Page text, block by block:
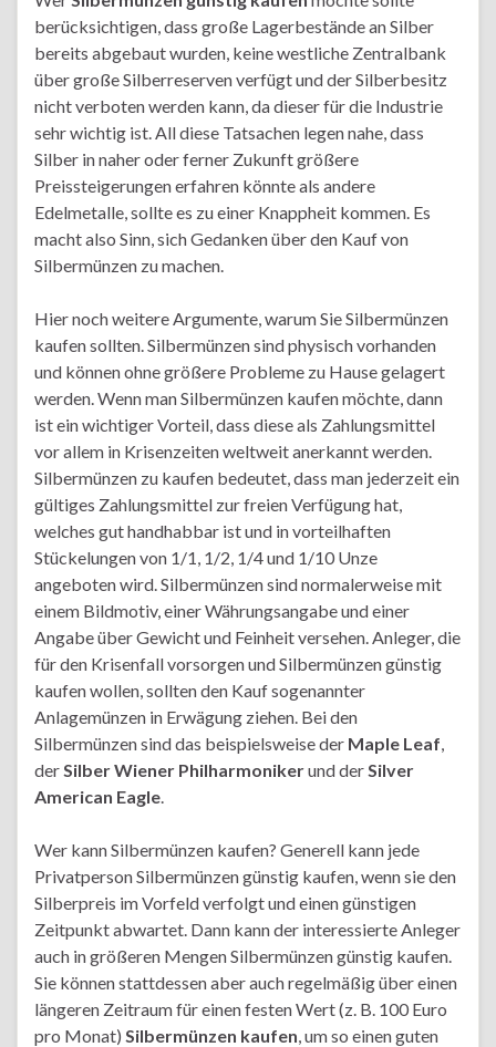
berücksichtigen, dass große Lagerbestände an Silber
bereits abgebaut wurden, keine westliche Zentralbank
über große Silberreserven verfügt und der Silberbesitz
nicht verboten werden kann, da dieser für die Industrie
sehr wichtig ist. All diese Tatsachen legen nahe, dass
Silber in naher oder ferner Zukunft größere
Preissteigerungen erfahren könnte als andere
Edelmetalle, sollte es zu einer Knappheit kommen. Es
macht also Sinn, sich Gedanken über den Kauf von
Silbermünzen zu machen.
Hier noch weitere Argumente, warum Sie Silbermünzen
kaufen sollten. Silbermünzen sind physisch vorhanden
und können ohne größere Probleme zu Hause gelagert
werden. Wenn man Silbermünzen kaufen möchte, dann
ist ein wichtiger Vorteil, dass diese als Zahlungsmittel
vor allem in Krisenzeiten weltweit anerkannt werden.
Silbermünzen zu kaufen bedeutet, dass man jederzeit ein
gültiges Zahlungsmittel zur freien Verfügung hat,
welches gut handhabbar ist und in vorteilhaften
Stückelungen von 1/1, 1/2, 1/4 und 1/10 Unze
angeboten wird. Silbermünzen sind normalerweise mit
einem Bildmotiv, einer Währungsangabe und einer
Angabe über Gewicht und Feinheit versehen. Anleger, die
für den Krisenfall vorsorgen und Silbermünzen günstig
kaufen wollen, sollten den Kauf sogenannter
Anlagemünzen in Erwägung ziehen. Bei den
Silbermünzen sind das beispielsweise der Maple Leaf,
derSilber Wiener Philharmonikerund derSilver
American Eagle.
Wer kann Silbermünzen kaufen? Generell kann jede
Privatperson Silbermünzen günstig kaufen, wenn sie den
Silberpreis im Vorfeld verfolgt und einen günstigen
Zeitpunkt abwartet. Dann kann der interessierte Anleger
auch in größeren Mengen Silbermünzen günstig kaufen.
Sie können stattdessen aber auch regelmäßig über einen
längeren Zeitraum für einen festen Wert (z. B. 100 Euro
pro Monat) Silbermünzen kaufen, um so einen guten